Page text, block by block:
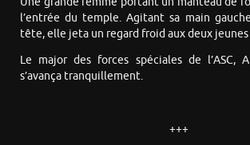
l’entrée du temple. Agitant sa main
tête, elle jeta un regard froid aux deux
Le major des forces spéciales de l’ASC,
s’avança tranquillement.
+++